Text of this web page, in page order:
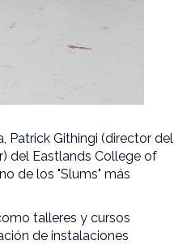
Patrick Githingi (director del
del Eastlands College of
de los "Slums" más
talleres y cursos
de instalaciones